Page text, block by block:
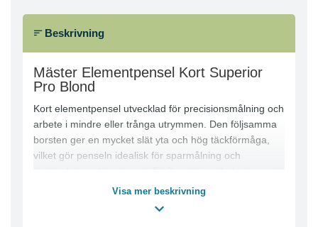
Beskrivning
Mäster Elementpensel Kort Superior
Pro Blond
Kort elementpensel utvecklad för precisionsmålning och
arbete i mindre eller trånga utrymmen. Den följsamma
borsten ger en mycket slät yta och hög täckförmåga,
vilket gör penseln idealisk för sparmålning och
stabilt och bekvämt grepp vid användning.
Visa mer beskrivning